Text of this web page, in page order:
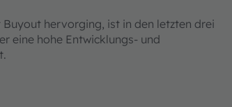
hervorging, ist in den letzten drei
eine hohe Entwicklungs- und